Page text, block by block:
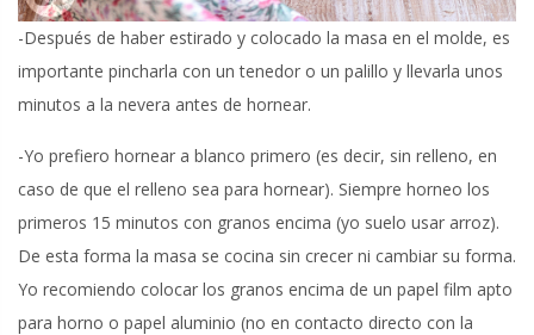
-Después de haber estirado y colocado la masa en el molde, es
importante pincharla con un tenedor o un palillo y llevarla unos
minutos a la nevera antes de hornear.
-Yo prefiero hornear a blanco primero (es decir, sin relleno, en
caso de que el relleno sea para hornear). Siempre horneo los
primeros 15 minutos con granos encima (yo suelo usar arroz).
De esta forma la masa se cocina sin crecer ni cambiar su forma.
Yo recomiendo colocar los granos encima de un papel film apto
para horno o papel aluminio (no en contacto directo con la